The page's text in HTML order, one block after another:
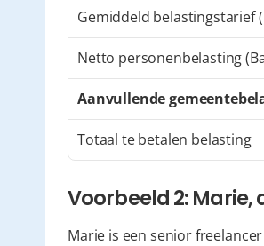
Gemiddeld belastingstarief
Netto personenbelasting
Aanvullende
Totaal te betalen belasting
Voorbeeld 2:
Marie is een senior